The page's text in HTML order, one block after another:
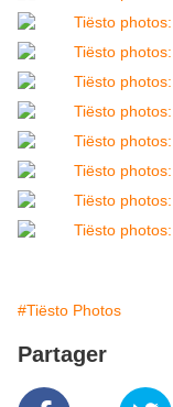
#Tiësto Photos
Partager